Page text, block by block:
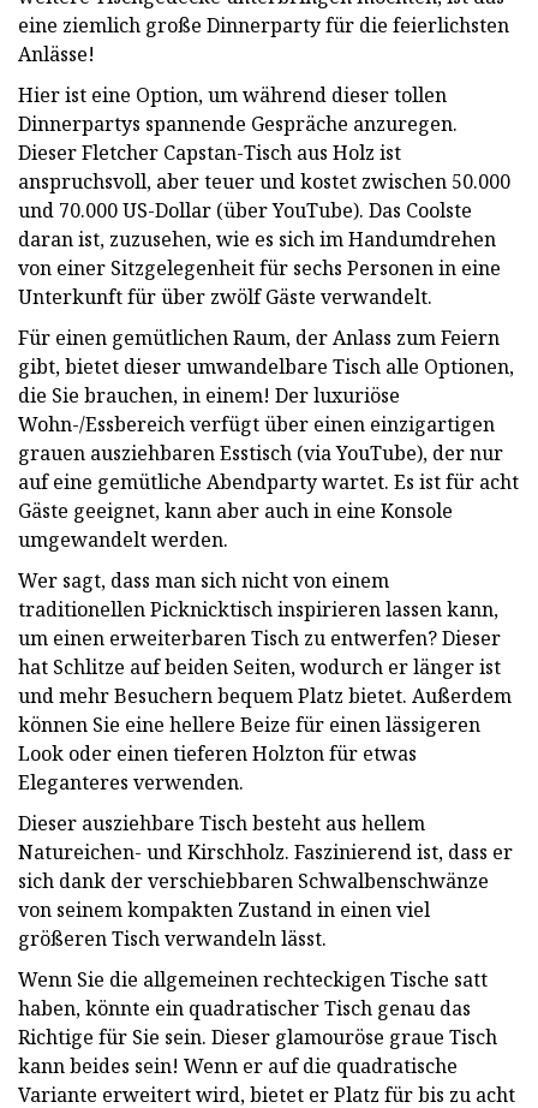
eine ziemlich große Dinnerparty für die feierlichsten
Anlässe!
Hier ist eine Option, um während dieser tollen
Dinnerpartys spannende Gespräche anzuregen.
Dieser Fletcher Capstan-Tisch aus Holz ist
anspruchsvoll, aber teuer und kostet zwischen 50.000
und 70.000 US-Dollar (über YouTube). Das Coolste
daran ist, zuzusehen, wie es sich im Handumdrehen
von einer Sitzgelegenheit für sechs Personen in eine
Unterkunft für über zwölf Gäste verwandelt.
Für einen gemütlichen Raum, der Anlass zum Feiern
gibt, bietet dieser umwandelbare Tisch alle Optionen,
die Sie brauchen, in einem! Der luxuriöse
Wohn-/Essbereich verfügt über einen einzigartigen
grauen ausziehbaren Esstisch (via YouTube), der nur
auf eine gemütliche Abendparty wartet. Es ist für acht
Gäste geeignet, kann aber auch in eine Konsole
umgewandelt werden.
Wer sagt, dass man sich nicht von einem
traditionellen Picknicktisch inspirieren lassen kann,
um einen erweiterbaren Tisch zu entwerfen? Dieser
hat Schlitze auf beiden Seiten, wodurch er länger ist
und mehr Besuchern bequem Platz bietet. Außerdem
können Sie eine hellere Beize für einen lässigeren
Look oder einen tieferen Holzton für etwas
Eleganteres verwenden.
Dieser ausziehbare Tisch besteht aus hellem
Natureichen- und Kirschholz. Faszinierend ist, dass er
sich dank der verschiebbaren Schwalbenschwänze
von seinem kompakten Zustand in einen viel
größeren Tisch verwandeln lässt.
Wenn Sie die allgemeinen rechteckigen Tische satt
haben, könnte ein quadratischer Tisch genau das
Richtige für Sie sein. Dieser glamouröse graue Tisch
kann beides sein! Wenn er auf die quadratische
Variante erweitert wird, bietet er Platz für bis zu acht